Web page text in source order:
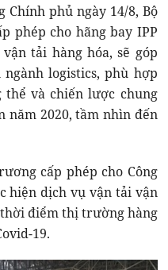
Chính phủ ngày 14/8, Bộ
phép cho hãng bay IPP
tải hàng hóa, sẽ góp
logistics, phù hợp
và chiến lược chung
2020, tầm nhìn đến
cấp phép cho Công
hiện dịch vụ vận tải vận
điểm thị trường hàng
19.